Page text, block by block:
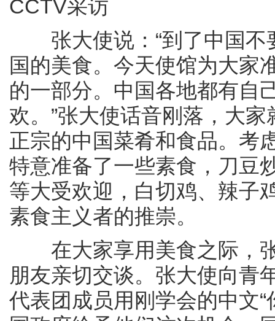
CCTV采访
张大使说：“到了中国不
国的美食。今天使馆为大家
的一部分。中国各地都有自
欢。”张大使话音刚落，大
正宗的中国菜肴和食品。考
特意准备了一些素食，刀豆
等大受欢迎，白切鸡、辣子
素食主义者的推崇。
在大家享用美食之际，张
朋友亲切交谈。张大使向青
代表团成员用刚学会的中文“